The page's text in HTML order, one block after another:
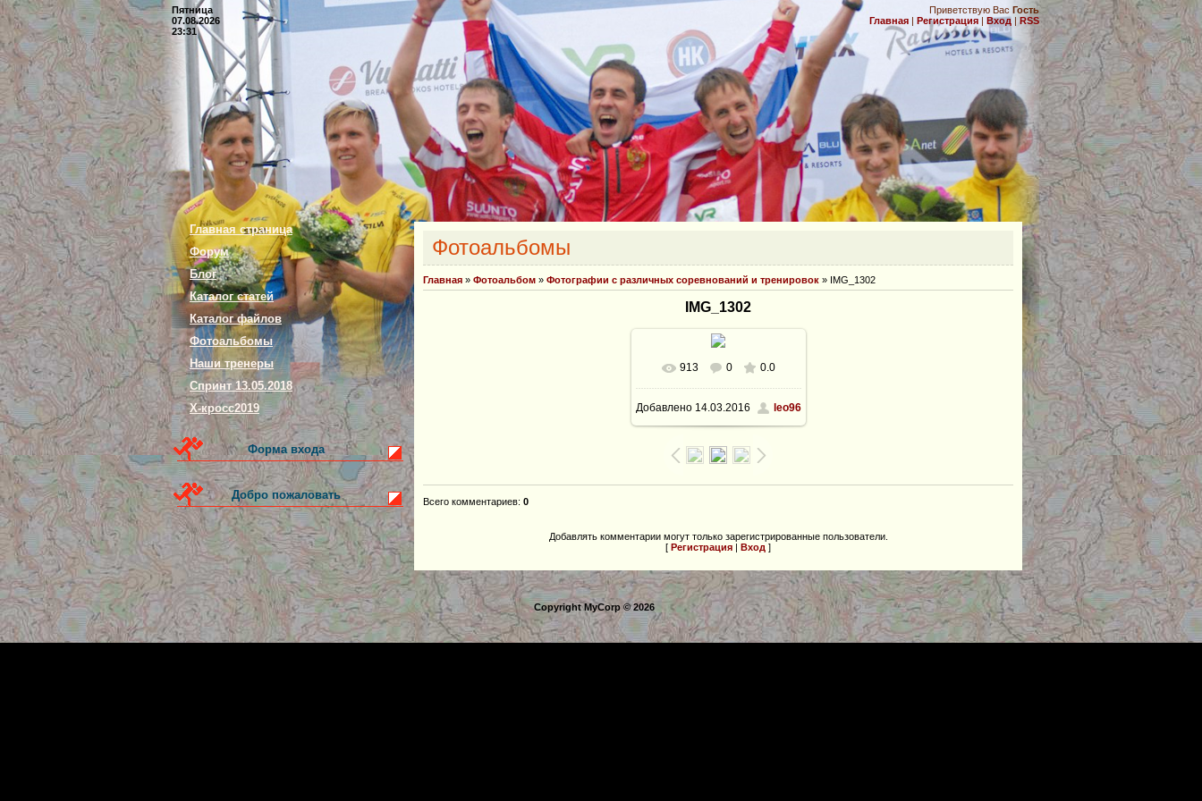
Пятница
07.08.2026
23:31
Приветствую Вас Гость
Главная | Регистрация | Вход | RSS
Главная страница
Форум
Блог
Каталог статей
Каталог файлов
Фотоальбомы
Наши тренеры
Спринт 13.05.2018
Х-кросс2019
Форма входа
Добро пожаловать
Фотоальбомы
Главная » Фотоальбом » Фотографии с различных соревнований и тренировок » IMG_1302
IMG_1302
В реальном размере
1600x1200/ 321.8Kb
913 0 0.0
Добавлено14.03.2016 leo96
Всего комментариев: 0
Добавлять комментарии могут только зарегистрированные пользователи.
[ Регистрация | Вход ]
Copyright MyCorp © 2026